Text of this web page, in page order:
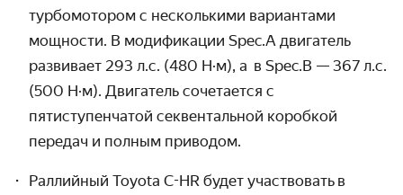
турбомотором с несколькими вариантами
мощности. В модификации Spec.A двигатель
развивает 293 л.с. (480 Н·м), а в Spec.B — 367 л.с.
(500 Н·м). Двигатель сочетается с
пятиступенчатой секвентальной коробкой
передач и полным приводом.
Раллийный Toyota C-HR будет участвовать в